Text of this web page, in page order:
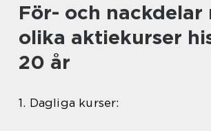
För- och nackdelar
olika aktiekurser
20 år
1. Dagliga kurser: